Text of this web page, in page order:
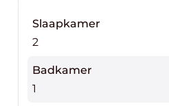
Slaapkamer
2
Badkamer
1